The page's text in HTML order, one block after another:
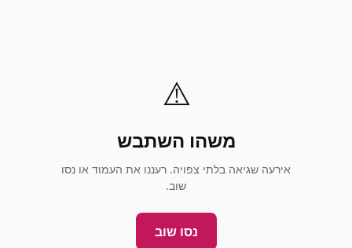
⚠️
משהו השתבש
אירעה שגיאה בלתי צפויה. רעננו את העמוד או נסו
שוב.
נסו שוב